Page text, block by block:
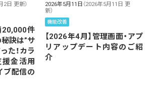
2日 更新）
20,000件
訣は”サ
た！カラ
金活用
ブ配信の
2026年5月11日 （2026年5月11日 更
新）
機能改善
【2026年4月】管理画面・アプ
リアップデート内容のご紹
介